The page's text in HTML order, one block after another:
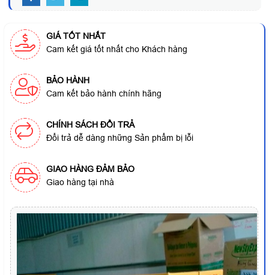
GIÁ TỐT NHẤT
Cam kết giá tốt nhất cho Khách hàng
BẢO HÀNH
Cam kết bảo hành chính hãng
CHÍNH SÁCH ĐỔI TRẢ
Đổi trả dễ dàng những Sản phẩm bị lỗi
GIAO HÀNG ĐẢM BẢO
Giao hàng tại nhà